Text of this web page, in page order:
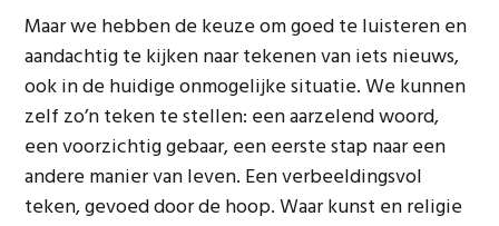
Maar we hebben de keuze om goed te luisteren en
aandachtig te kijken naar tekenen van iets nieuws,
ook in de huidige onmogelijke situatie. We kunnen
zelf zo’n teken te stellen: een aarzelend woord,
een voorzichtig gebaar, een eerste stap naar een
andere manier van leven. Een verbeeldingsvol
teken, gevoed door de hoop. Waar kunst en religie